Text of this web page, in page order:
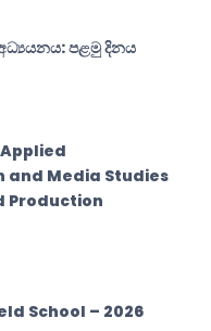
අධ්‍යයනය: පළමු දිනය
and Media Studies
Production
School – 2026